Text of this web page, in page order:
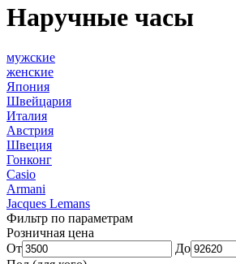
Наручные часы
мужские
женские
Япония
Швейцария
Италия
Австрия
Швеция
Гонконг
Casio
Armani
Jacques Lemans
Фильтр по параметрам
Розничная цена
От
До